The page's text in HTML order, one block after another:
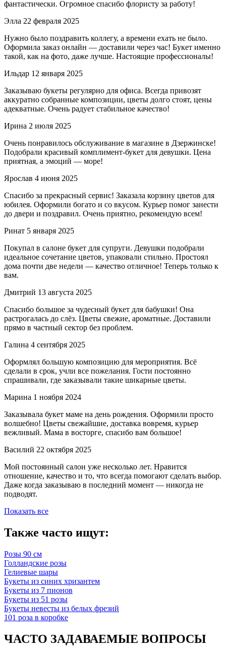
фантастически. Огромное спасибо флористу за работу!
Элла 22 февраля 2025
Нужно было поздравить коллегу, а времени ехать не было.
Оформила заказ онлайн — доставили через час! Букет именно
такой, как на фото, даже лучше. Настоящие профессионалы!
Ильдар 12 января 2025
Заказываю букеты регулярно для офиса. Всегда привозят
аккуратно собранные композиции, цветы долго стоят, цены
адекватные. Очень радует стабильное качество!
Ирина 2 июля 2025
Очень понравилось обслуживание в магазине в Дзержинске!
Подобрали красивый комплимент-букет для девушки. Цена
приятная, а эмоций — море!
Ярослав 4 июня 2025
Спасибо за прекрасный сервис! Заказала корзину цветов для
юбилея. Оформили богато и со вкусом. Курьер помог занести
до двери и поздравил. Очень приятно, рекомендую всем!
Ринат 5 января 2025
Покупал в салоне букет для супруги. Девушки подобрали
идеальное сочетание цветов, упаковали стильно. Простоял
дома почти две недели — качество отличное! Теперь только к
вам.
Дмитрий 13 августа 2025
Спасибо большое за чудесный букет для бабушки! Она
растрогалась до слёз. Цветы свежие, ароматные. Доставили
прямо в частный сектор без проблем.
Галина 4 сентября 2025
Оформлял большую композицию для мероприятия. Всё
сделали в срок, учли все пожелания. Гости постоянно
спрашивали, где заказывали такие шикарные цветы.
Марина 1 ноября 2024
Заказывала букет маме на день рождения. Оформили просто
волшебно! Цветы свежайшие, доставка вовремя, курьер
вежливый. Мама в восторге, спасибо вам большое!
Василий 22 октября 2025
Мой постоянный салон уже несколько лет. Нравится
отношение, качество и то, что всегда помогают сделать выбор.
Даже когда заказываю в последний момент — никогда не
подводят.
Показать все
Также часто ищут:
Розы 90 см
Голландские розы
Гелиевые шары
Букеты из синих хризантем
Букеты из 7 пионов
Букеты из 51 розы
Букеты невесты из белых фрезий
101 роза в коробке
ЧАСТО ЗАДАВАЕМЫЕ ВОПРОСЫ